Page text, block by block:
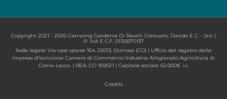
Copyright 2021 - 2026 Camping Gardenia Di Ravelli Consuelo, Davide E C. - Snc |
P. IVA E C.F. 01159370137
Sede legale: Via case sparse 164, 22013, Domaso (CO) | Ufficio del registro delle
imprese d’iscrizione: Camera di Commercio Industria Artigianato Agricoltura di
Como-Lecco. | REA: CO 169021 | Capitale sociale: 62.000€ i.v.
Credits